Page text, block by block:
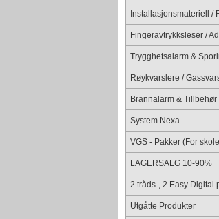
Installasjonsmateriell /
Fingeravtrykksleser /
Trygghetsalarm &
Røykvarslere /
Brannalarm & Tillbehør
System Nexa
VGS - Pakker (For
LAGERSALG 10-90%
2 tråds-, 2 Easy Digital
Utgåtte Produkter